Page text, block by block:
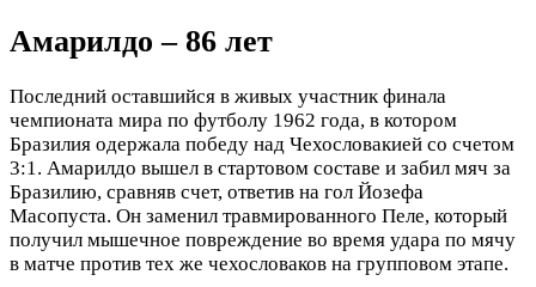
Амарилдо – 86 лет
Последний оставшийся в живых участник финала
чемпионата мира по футболу 1962 года, в котором
Бразилия одержала победу над Чехословакией со счетом
3:1. Амарилдо вышел в стартовом составе и забил мяч за
Бразилию, сравняв счет, ответив на гол Йозефа
Масопуста. Он заменил травмированного Пеле, который
получил мышечное повреждение во время удара по мячу
в матче против тех же чехословаков на групповом этапе.